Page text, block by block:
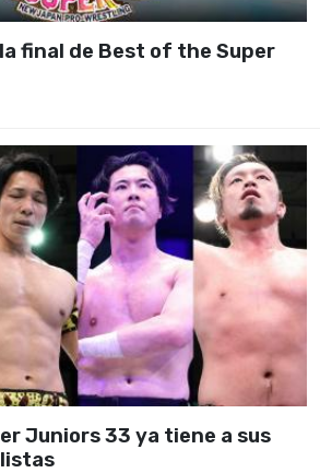
final de Best of the Super
Juniors 33 ya tiene a sus